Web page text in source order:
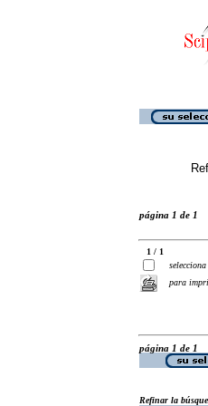
página 1 de 1
1 / 1
selecciona
para
página 1 de 1
Refinar la